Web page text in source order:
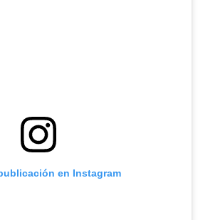
en Instagram